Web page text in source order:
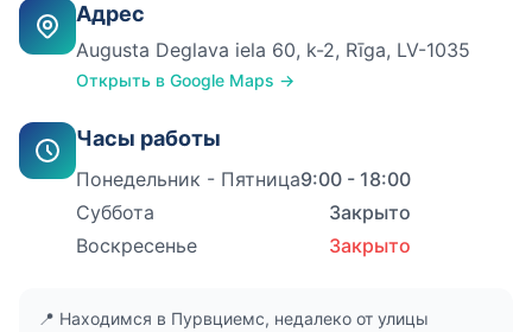
Адрес
Augusta Deglava iela 60, k-2, Rīga, LV-1035
Открыть в Google Maps →
Часы работы
Понедельник - Пятница9:00 - 18:00
Суббота
Закрыто
Воскресенье
Закрыто
📍 Находимся в Пурвциемс, недалеко от улицы